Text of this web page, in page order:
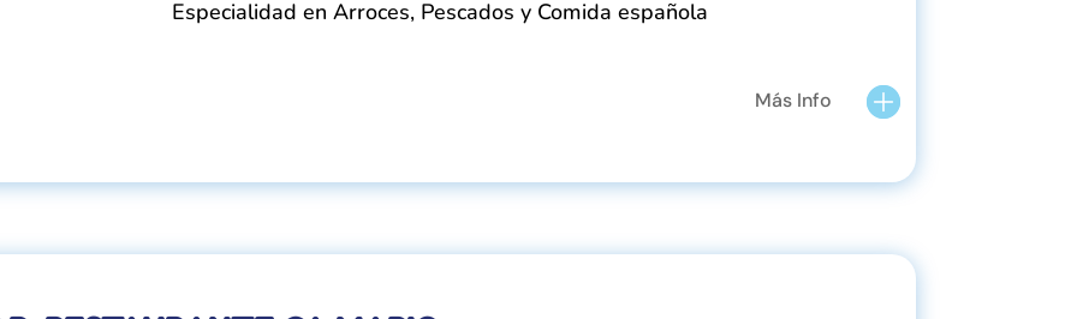
Especialidad en Arroces, Pescados y Comida española
Más Info